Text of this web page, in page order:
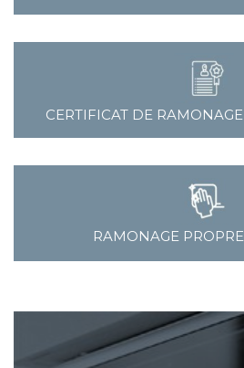
CERTIFICAT DE
RAMONAGE